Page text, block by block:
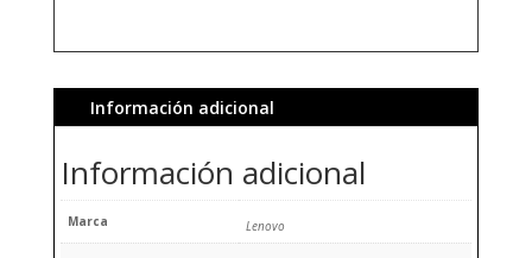
Información adicional
Información adicional
Marca Lenovo